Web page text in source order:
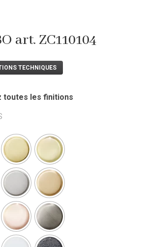
art. ZC110104
TECHNIQUES
toutes les finitions